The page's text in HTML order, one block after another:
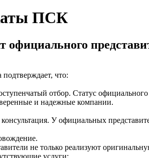
ПСК
официального
что:
отбор. Статус
и надежные компании.
У официальных
не только реализуют
услуги: